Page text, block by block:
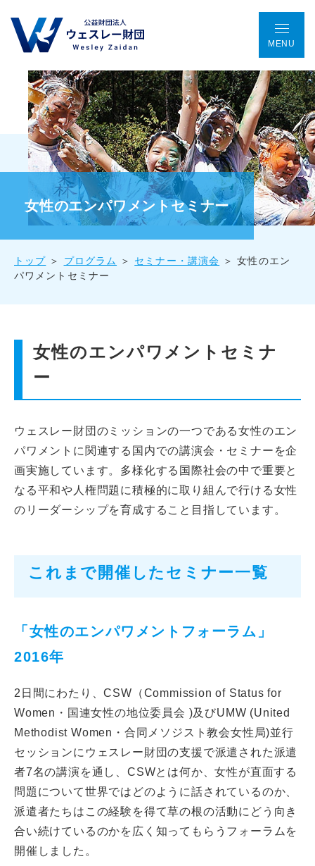
MENU
TOP アクセス ENGLISH 会議室予約 お問い合わせ
ウェスレー財団とは
プログラム
よくあるご質問
採用情報
CLOSE
女性のエンパワメントセミナー
トップ プログラム セミナー・講演会
女性のエン
パワメントセミナー
女性のエンパワメントセミナ
ー
ウェスレー財団のミッションの一つである女性のエン
パワメントに関連する国内での講演会・セミナーを企
画実施しています。多様化する国際社会の中で重要と
なる平和や人権問題に積極的に取り組んで行ける女性
のリーダーシップを育成すること目指しています。
これまで開催したセミナー一覧
「女性のエンパワメントフォーラム」
2016年
2日間にわたり、CSW（Commission of Status for
Women・国連女性の地位委員会 )及びUMW (United
Methodist Women・合同メソジスト教会女性局)並行
セッションにウェスレー財団の支援で派遣された派遣
者7名の講演を通し、CSWとは何か、女性が直面する
問題について世界ではどのように話されているのか、
派遣者たちはこの経験を得て草の根の活動にどう向き
合い続けているのかを広く知ってもらうフォーラムを
開催しました。